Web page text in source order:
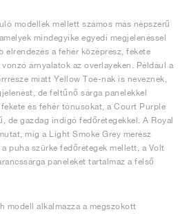
modellek mellett számos más népszerű
mindegyike egyedi megjelenéssel
elrendezés a fehér középrész, fekete
árnyalatok az overlayeken. Például a
miatt Yellow Toe-nak is neveznek,
de feltűnő sárga panelekkel
és fehér tónusokat, a Court Purple
de gazdag indigó fedőrétegekkel. A Royal
míg a Light Smoke Grey merész
puha szürke fedőrétegek mellett, a Volt
paneleket tartalmaz a felső
modell alkalmazza a megszokott